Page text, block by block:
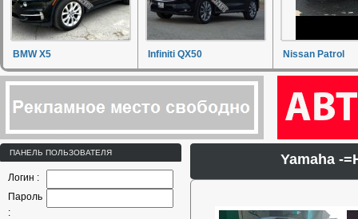
BMW X5 Infiniti QX50 Nissan Patrol
ПАНЕЛЬ ПОЛЬЗОВАТЕЛЯ
Логин :
Пароль
:
Yamaha -